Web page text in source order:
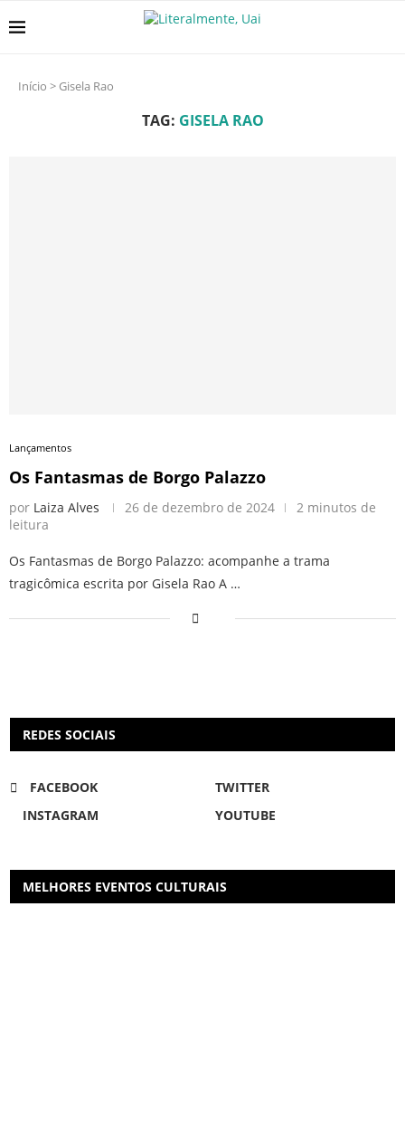
Início > Gisela Rao
TAG: GISELA RAO
Lançamentos
Os Fantasmas de Borgo Palazzo
por Laiza Alves 26 de dezembro de 2024
2 minutos de
leitura
Os Fantasmas de Borgo Palazzo: acompanhe a trama
tragicômica escrita por Gisela Rao A …
REDES SOCIAIS
FACEBOOK
TWITTER
INSTAGRAM
YOUTUBE
MELHORES EVENTOS CULTURAIS